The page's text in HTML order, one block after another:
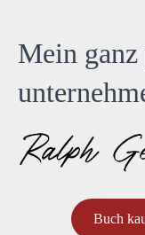
Mein ganz
Buch